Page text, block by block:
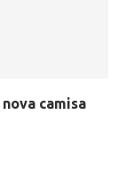
camisa